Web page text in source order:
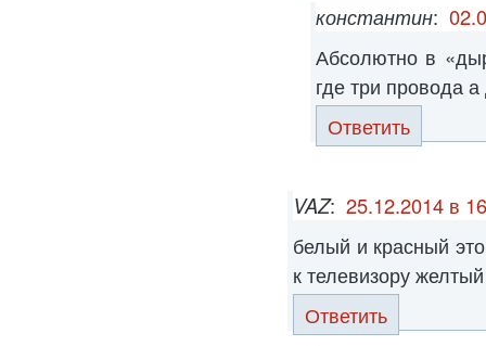
константин:
Абсолютно в
где три провода
Ответить
VAZ: 25.12.2014 в
белый и красный
к телевизору
Ответить